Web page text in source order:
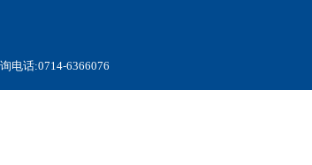
电话:0714-6366076